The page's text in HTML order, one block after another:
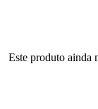
Este produto ainda